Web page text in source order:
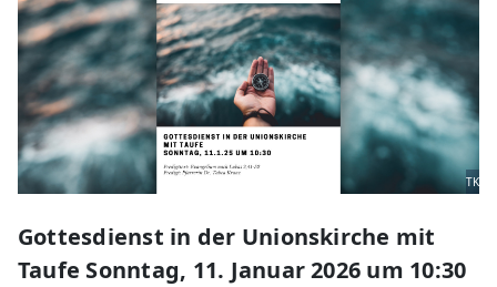
TK
Gottesdienst in der Unionskirche mit
Taufe Sonntag, 11. Januar 2026 um 10:30